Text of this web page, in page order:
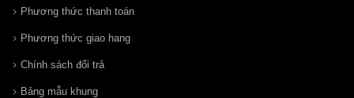
Phương thức thanh toán
Phương thức giao hang
Chính sách đổi trả
Bảng mẫu khung